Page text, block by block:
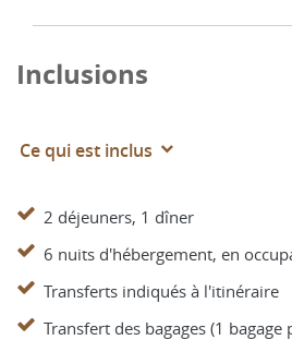
Inclusions
Ce qui est inclus
2 déjeuners, 1 dîner
6 nuits d'hébergement, en
Transferts indiqués à l'itinéraire
Transfert des bagages (1